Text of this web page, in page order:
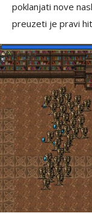
poklanjati nove
preuzeti je pravi